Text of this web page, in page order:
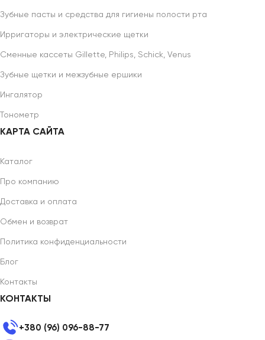
Зубные пасты и средства для гигиены полости рта
Ирригаторы и электрические щетки
Сменные кассеты Gillette, Philips, Schick, Venus
Зубные щетки и межзубные ершики
Ингалятор
Тонометр
КАРТА САЙТА
Каталог
Про компанию
Доставка и оплата
Обмен и возврат
Политика конфиденциальности
Блог
Контакты
КОНТАКТЫ
+380 (96) 096-88-77